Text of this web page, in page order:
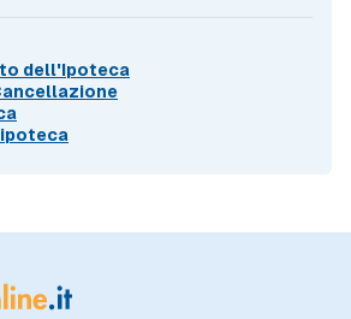
dell'Ipoteca